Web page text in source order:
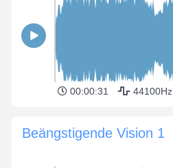
00:00:31 44100Hz
Beängstigende Vision 1